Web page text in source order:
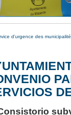
d'urgence des